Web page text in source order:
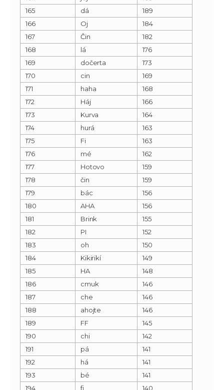
165
dá
189
166
Oj
184
167
Čin
182
168
lá
176
169
dočerta
173
170
cin
169
171
haha
168
172
Háj
166
173
Kurva
164
174
hurá
163
175
Fi
163
176
mé
162
177
Hotovo
159
178
čin
159
179
bác
156
180
AHA
156
181
Brink
155
182
PI
152
183
oh
150
184
Kikirikí
149
185
HA
148
186
cmuk
146
187
che
146
188
ahojte
146
189
FF
145
190
chi
142
191
pá
141
192
há
141
193
bé
141
194
fi 140